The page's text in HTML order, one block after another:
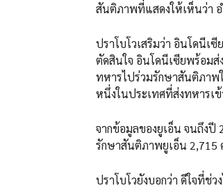
สันติภาพที่แสดงให้เห็นว่า อ
ปราโบโวเสริมว่า อินโดนี
ตัดสินใจ อินโดนีเซียพร้อม
ทหารไปร่วมรักษาสันติภาพ
หนึ่งในประเทศที่ส่งทหารเ
จากข้อมูลของยูเอ็น จนถึงปี
รักษาสันติภาพยูเอ็น
ปราโบโวยังบอกว่า ดีใจที่ช่